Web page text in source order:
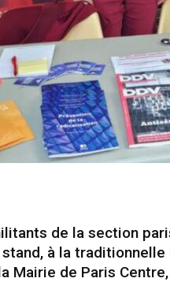
de la section
à la
Mairie de Paris